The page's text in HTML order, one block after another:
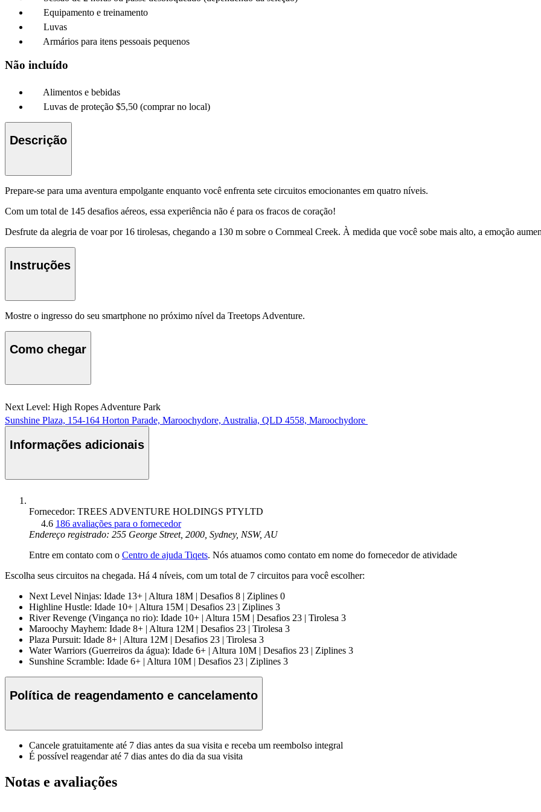
Equipamento e treinamento
Luvas
Armários para itens pessoais pequenos
Não incluído
Alimentos e bebidas
Luvas de proteção $5,50 (comprar no local)
Descrição
Prepare-se para uma aventura empolgante enquanto você enfrenta sete circuitos emocionantes em quatro níveis.
Com um total de 145 desafios aéreos, essa experiência não é para os fracos de coração!
Desfrute da alegria de voar por 16 tirolesas, chegando a 130 m sobre o Cornmeal Creek. À medida que você sobe mais alto, a emoção
Instruções
Mostre o ingresso do seu smartphone no próximo nível da Treetops Adventure.
Como chegar
Next Level: High Ropes Adventure Park
Sunshine Plaza, 154-164 Horton Parade, Maroochydore, Australia, QLD 4558, Maroochydore
Informações adicionais
Fornecedor: TREES ADVENTURE HOLDINGS PTYLTD
4.6 186 avaliações para o fornecedor
Endereço registrado: 255 George Street, 2000, Sydney, NSW, AU
Entre em contato com o Centro de ajuda Tiqets. Nós atuamos como contato em nome do fornecedor de atividade
Escolha seus circuitos na chegada. Há 4 níveis, com um total de 7 circuitos para você escolher:
Next Level Ninjas: Idade 13+ | Altura 18M | Desafios 8 | Ziplines 0
Highline Hustle: Idade 10+ | Altura 15M | Desafios 23 | Ziplines 3
River Revenge (Vingança no rio): Idade 10+ | Altura 15M | Desafios 23 | Tirolesa 3
Maroochy Mayhem: Idade 8+ | Altura 12M | Desafios 23 | Tirolesa 3
Plaza Pursuit: Idade 8+ | Altura 12M | Desafios 23 | Tirolesa 3
Water Warriors (Guerreiros da água): Idade 6+ | Altura 10M | Desafios 23 | Ziplines 3
Sunshine Scramble: Idade 6+ | Altura 10M | Desafios 23 | Ziplines 3
Política de reagendamento e cancelamento
Cancele gratuitamente até 7 dias antes da sua visita e receba um reembolso integral
É possível reagendar até 7 dias antes do dia da sua visita
Notas e avaliações